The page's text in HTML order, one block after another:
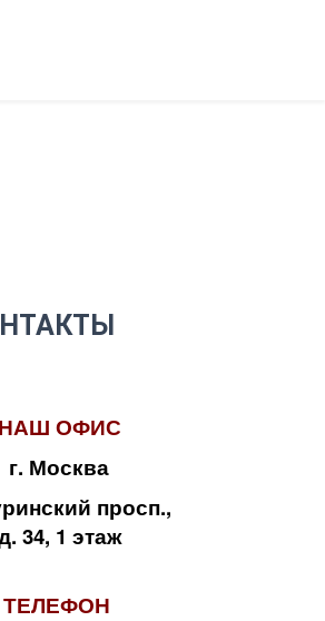
НАШ ОФИС
г. Москва
просп.,
34, 1 этаж
ТЕЛЕФОН